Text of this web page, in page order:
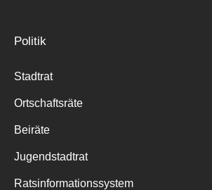
Politik
Stadtrat
Ortschaftsräte
Beiräte
Jugendstadtrat
Ratsinformationssystem